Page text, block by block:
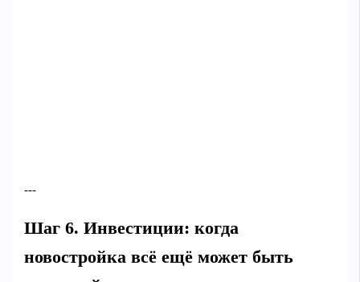
---
Шаг 6. Инвестиции: когда
новостройка всё ещё может быть